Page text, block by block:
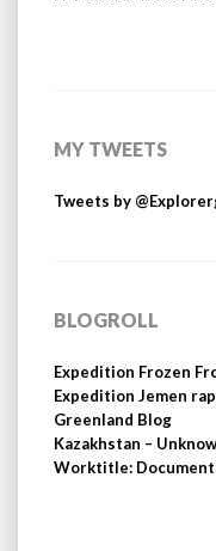
MY TWEETS
Tweets by
BLOGROLL
Expedition Frozen
Expedition Jemen
Greenland Blog
Kazakhstan –
Worktitle: